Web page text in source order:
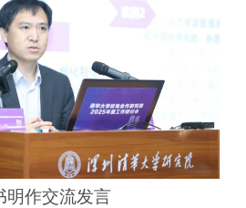
明作交流发言